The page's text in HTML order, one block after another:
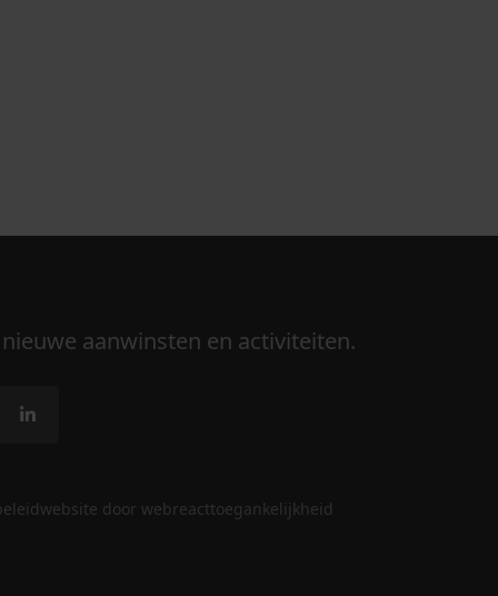
aanwinsten en activiteiten.
website door webreacttoegankelijkheid